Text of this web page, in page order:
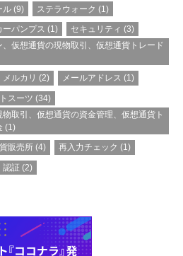
ル(9) ステラウォーク (1)
ーパンプス (1) セキュリティ (3)
仮想通貨の現物取引、仮想通貨トレード
メルカリ (2) メールアドレス (1)
スーツ (34)
取引、仮想通貨の資金管理、仮想通貨ト
(1)
販売所(4) 再入力チェック (1)
認証 (2)